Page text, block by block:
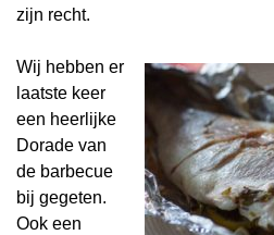
zijn recht.
Wij hebben er
laatste keer
een heerlijke
Dorade van
de barbecue
bij gegeten.
Ook een